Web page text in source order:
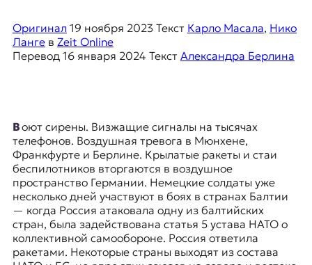
и
с
т
п
е
р
е
в
о
д
е
и
к
Оригинал 19 ноября 2023Текст Карло Масала, Нико
Лангев Zeit Online
Перевод 16 января 2024 Текст Александра Берлина
Воют сирены. Визжащие сигналы на тысячах
телефонов. Воздушная тревога в Мюнхене,
Франкфурте и Берлине. Крылатые ракеты и стаи
беспилотников вторгаются в воздушное
пространство Германии. Немецкие солдаты уже
несколько дней участвуют в боях в странах Балтии
— когда Россия атаковала одну из балтийских
стран, была задействована статья 5 устава НАТО о
коллективной самообороне. Россия ответила
ракетами. Некоторые страны выходят из состава